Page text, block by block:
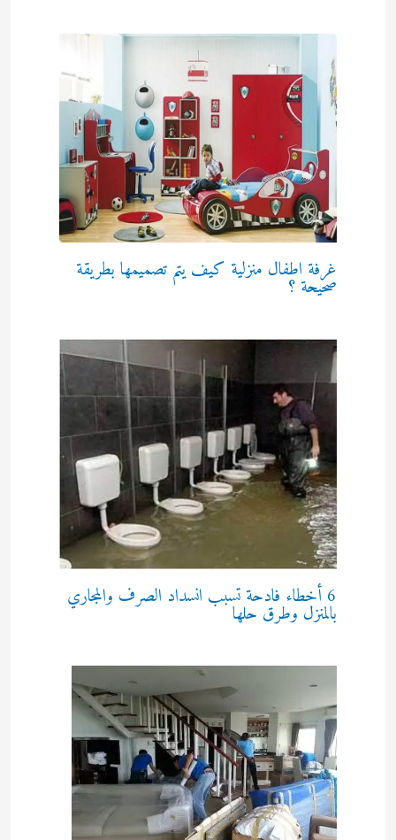
غرفة اطفال منزلية كيف يتم تصميمها بطريقة
صحيحة ؟
6 أخطاء فادحة تسبب انسداد الصرف والمجاري
بالمنزل وطرق حلها